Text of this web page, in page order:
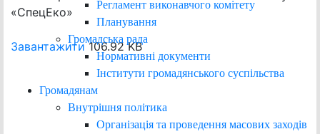
Регламент виконавчого комітету
Планування
Громадська рада
Нормативні документи
Інститути громадянського суспільства
Громадянам
Внутрішня політика
Організація та проведення масових заходів
«СпецЕко»
Завантажити106.92 KB